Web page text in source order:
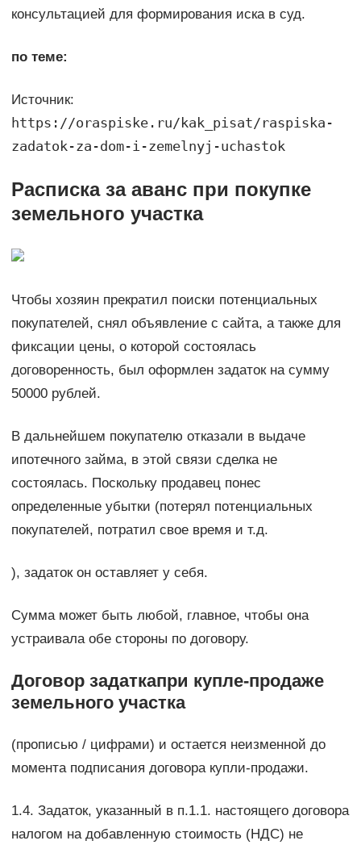
консультацией для формирования иска в суд.
по теме:
Источник:
https://oraspiske.ru/kak_pisat/raspiska-
zadatok-za-dom-i-zemelnyj-uchastok
Расписка за аванс при покупке
земельного участка
Чтобы хозяин прекратил поиски потенциальных
покупателей, снял объявление с сайта, а также для
фиксации цены, о которой состоялась
договоренность, был оформлен задаток на сумму
50000 рублей.
В дальнейшем покупателю отказали в выдаче
ипотечного займа, в этой связи сделка не
состоялась. Поскольку продавец понес
определенные убытки (потерял потенциальных
покупателей, потратил свое время и т.д.
), задаток он оставляет у себя.
Сумма может быть любой, главное, чтобы она
устраивала обе стороны по договору.
Договор задаткапри купле-продаже
земельного участка
(прописью / цифрами) и остается неизменной до
момента подписания договора купли-продажи.
1.4. Задаток, указанный в п.1.1. настоящего договора
налогом на добавленную стоимость (НДС) не